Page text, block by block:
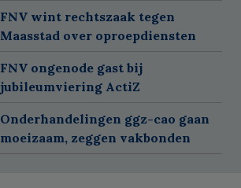
FNV wint rechtszaak tegen
Maasstad over oproepdiensten
FNV ongenode gast bij
jubileumviering ActiZ
Onderhandelingen ggz-cao gaan
moeizaam, zeggen vakbonden